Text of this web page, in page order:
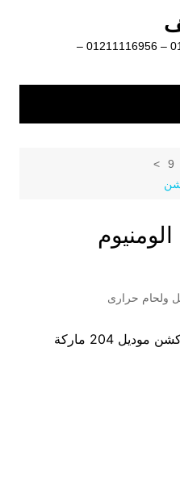
ماكينات تعبئة وتغليف 01211116954 – 01211116956 –
9
ولحام حرارى
ماكينه لحام طبات الومنيوم اندكشن موديل 204 ماركة